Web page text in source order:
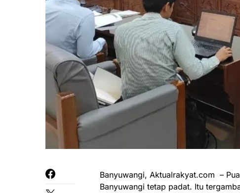
Banyuwangi, Aktualrakyat.com –
Banyuwangi tetap padat. Itu